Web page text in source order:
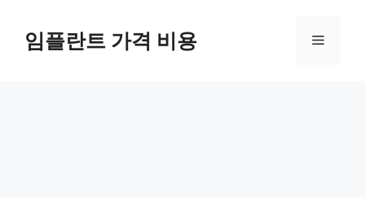
content임플란트 가격 비용 Menu